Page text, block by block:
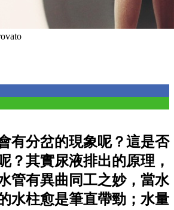
有分岔的現象呢？這是否
？其實尿液排出的原理，
管有異曲同工之妙，當水
水柱愈是筆直帶勁；水量